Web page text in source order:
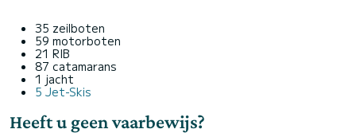
35 zeilboten
59 motorboten
21 RIB
87 catamarans
1 jacht
5 Jet-Skis
Heeft u geen vaarbewijs?